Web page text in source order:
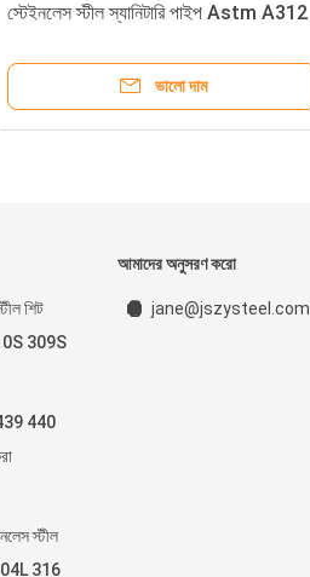
স্টেইনলেস স্টীল স্যানিটারি পাইপ Astm A312
ভালো দাম
শিট
309S
439 440
স্টীল
316
আমাদের অনুসরণ করো
jane@jszysteel.com